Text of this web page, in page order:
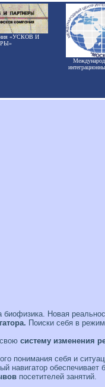
«УСКОВ И
Новая
Поиски себя в
систему изменения
понимания себя и
навигатор
посетителей занятий.